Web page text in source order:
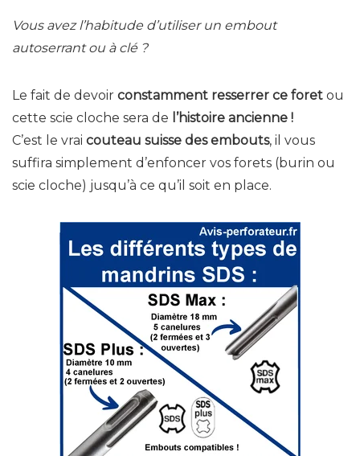
Vous avez l’habitude d’utiliser un embout
autoserrant ou à clé ?
Le fait de devoir constamment resserrer ce foret ou
cette scie cloche sera de l’histoire ancienne !
C’est le vrai couteau suisse des embouts, il vous
suffira simplement d’enfoncer vos forets (burin ou
scie cloche) jusqu’à ce qu’il soit en place.